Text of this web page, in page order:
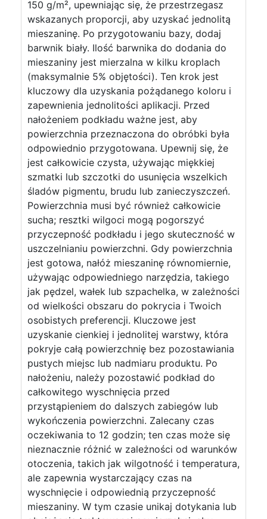
150 g/m², upewniając się, że przestrzegasz
wskazanych proporcji, aby uzyskać jednolitą
mieszaninę. Po przygotowaniu bazy, dodaj
barwnik biały. Ilość barwnika do dodania do
mieszaniny jest mierzalna w kilku kroplach
(maksymalnie 5% objętości). Ten krok jest
kluczowy dla uzyskania pożądanego koloru i
zapewnienia jednolitości aplikacji. Przed
nałożeniem podkładu ważne jest, aby
powierzchnia przeznaczona do obróbki była
odpowiednio przygotowana. Upewnij się, że
jest całkowicie czysta, używając miękkiej
szmatki lub szczotki do usunięcia wszelkich
śladów pigmentu, brudu lub zanieczyszczeń.
Powierzchnia musi być również całkowicie
sucha; resztki wilgoci mogą pogorszyć
przyczepność podkładu i jego skuteczność w
uszczelnianiu powierzchni. Gdy powierzchnia
jest gotowa, nałóż mieszaninę równomiernie,
używając odpowiedniego narzędzia, takiego
jak pędzel, wałek lub szpachelka, w zależności
od wielkości obszaru do pokrycia i Twoich
osobistych preferencji. Kluczowe jest
uzyskanie cienkiej i jednolitej warstwy, która
pokryje całą powierzchnię bez pozostawiania
pustych miejsc lub nadmiaru produktu. Po
nałożeniu, należy pozostawić podkład do
całkowitego wyschnięcia przed
przystąpieniem do dalszych zabiegów lub
wykończenia powierzchni. Zalecany czas
oczekiwania to 12 godzin; ten czas może się
nieznacznie różnić w zależności od warunków
otoczenia, takich jak wilgotność i temperatura,
ale zapewnia wystarczający czas na
wyschnięcie i odpowiednią przyczepność
mieszaniny. W tym czasie unikaj dotykania lub